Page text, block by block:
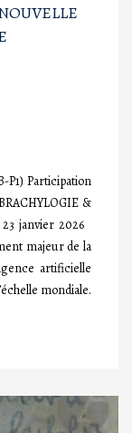
P1) Participation
&
janvier 2026
majeur de la
artificielle
mondiale.